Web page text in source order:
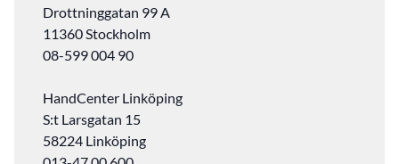
Drottninggatan 99 A
11360 Stockholm ‎
08-599 004 90
HandCenter Linköping
S:t Larsgatan 15
58224 Linköping